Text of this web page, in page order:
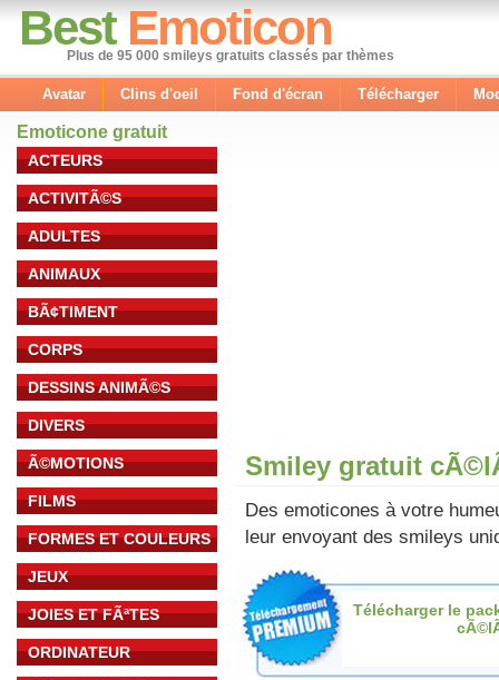
Best Emoticon
Plus de 95 000 smileys gratuits classés par thèmes
Avatar Clins d'oeil Fond d'écran Télécharger
Emoticone gratuit
ACTEURS
ACTIVITÃ©S
ADULTES
ANIMAUX
BÃ¢TIMENT
CORPS
DESSINS ANIMÃ©S
DIVERS
Ã©MOTIONS
FILMS
FORMES ET COULEURS
JEUX
JOIES ET FÃªTES
ORDINATEUR
Smiley gratuit
Des emoticones à votre
leur envoyant des smileys
Télécharger le